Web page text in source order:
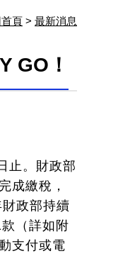
頁 > 最新消息
GO！
止。財政部
成繳稅，
政部持續
（詳如附
支付或電